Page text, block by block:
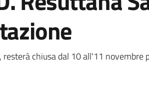
resterà chiusa dal 10 all'11 novembre